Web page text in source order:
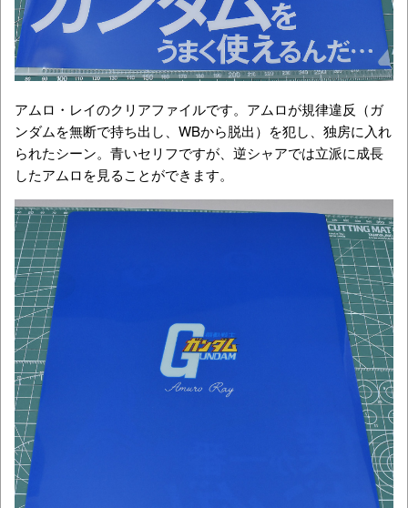
アムロ・レイのクリアファイルです。アムロが規律違反（ガ
ンダムを無断で持ち出し、WBから脱出）を犯し、独房に入れ
られたシーン。青いセリフですが、逆シャアでは立派に成長
したアムロを見ることができます。